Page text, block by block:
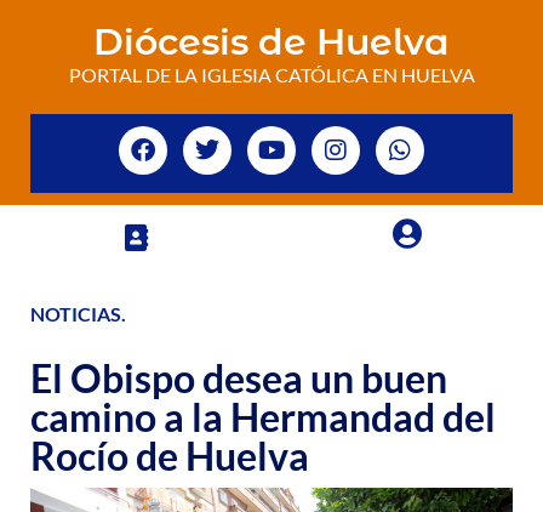
Diócesis de Huelva
PORTAL DE LA IGLESIA CATÓLICA EN HUELVA
NOTICIAS.
El Obispo desea un buen
camino a la Hermandad del
Rocío de Huelva